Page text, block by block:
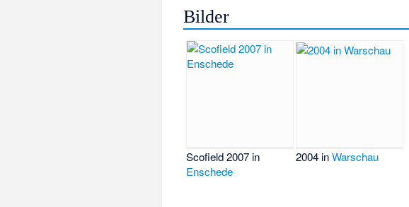
Bilder
Scofield 2007 in
Enschede
2004 inWarschau